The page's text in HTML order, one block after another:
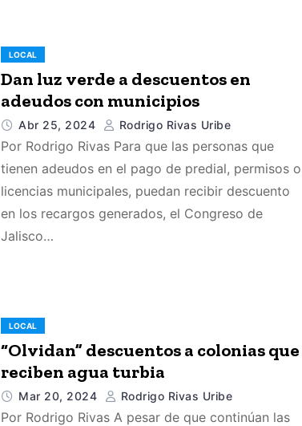
LOCAL
Dan luz verde a descuentos en
adeudos con municipios
Abr 25, 2024 Rodrigo Rivas Uribe
Por Rodrigo Rivas Para que las personas que
tienen adeudos en el pago de predial, permisos o
licencias municipales, puedan recibir descuento
en los recargos generados, el Congreso de
Jalisco…
LOCAL
“Olvidan” descuentos a colonias que
reciben agua turbia
Mar 20, 2024 Rodrigo Rivas Uribe
Por Rodrigo Rivas A pesar de que continúan las